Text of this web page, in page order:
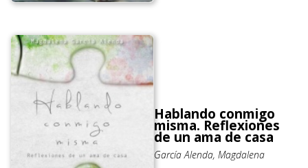
Hablando conmigo
misma. Reflexiones
de un ama de casa
García Alenda, Magdalena